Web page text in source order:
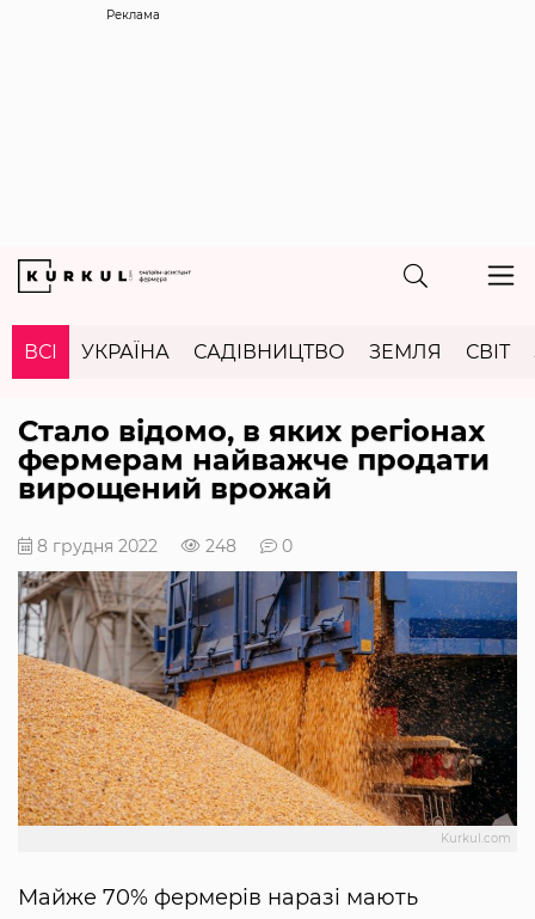
Реклама
ВСІ УКРАЇНА САДІВНИЦТВО ЗЕМЛЯ СВІТ
Стало відомо, в яких регіонах
фермерам найважче продати
вирощений врожай
8 грудня 2022 248 0
Kurkul.com
Майже 70% фермерів наразі мають